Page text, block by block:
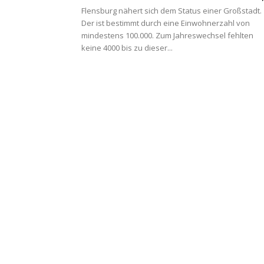
Flensburg nähert sich dem Status einer Großstadt.
Der ist bestimmt durch eine Einwohnerzahl von
mindestens 100.000. Zum Jahreswechsel fehlten
keine 4000 bis zu dieser...